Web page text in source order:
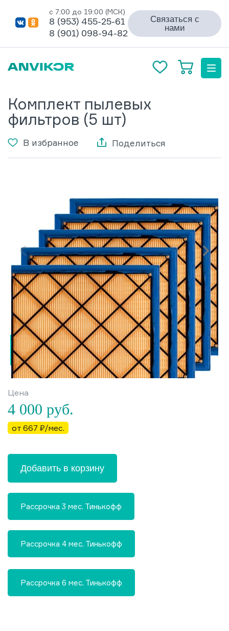
с 7:00 до 19:00 (МСК)
8 (953) 455-25-61
8 (901) 098-94-82
Связаться с
нами
Комплект пылевых
фильтров (5 шт)
В избранное Поделиться
Цена
4 000 руб.
от 667 ₽/мес.
Добавить в корзину
Рассрочка 3 мес. Тинькофф
Рассрочка 4 мес. Тинькофф
Рассрочка 6 мес. Тинькофф